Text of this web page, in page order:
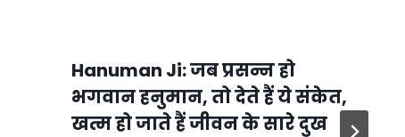
Hanuman Ji: जब प्रसन्न हो
भगवान हनुमान, तो देते हैं ये संकेत,
खत्म हो जाते हैं जीवन के सारे दुख